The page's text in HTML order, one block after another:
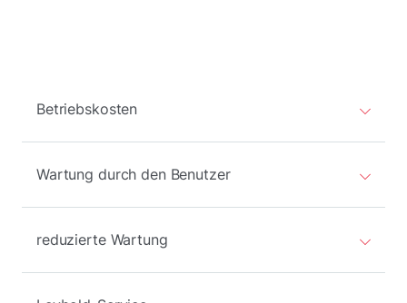
Betriebskosten
Wartung durch den Benutzer
reduzierte Wartung